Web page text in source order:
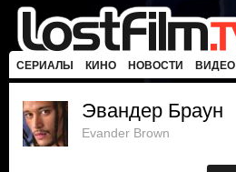
СЕРИАЛЫ КИНО НОВОСТИ ВИДЕО
Эвандер Браун
Evander Brown